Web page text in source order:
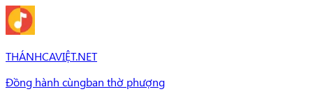
THÁNHCAVIỆT.NET
Đồng hành cùngban thờ phượng